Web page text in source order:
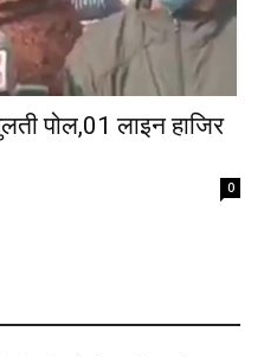
पोल,01 लाइन हाजिर
0